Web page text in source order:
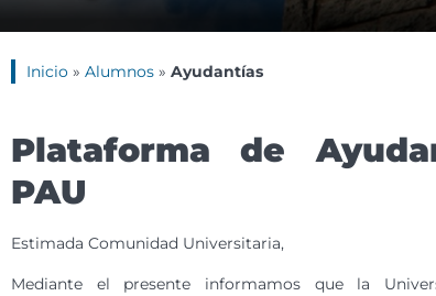
Inicio » Alumnos » Ayudantías
Plataforma de
PAU
Estimada Comunidad Universitaria,
Mediante el presente informamos que la